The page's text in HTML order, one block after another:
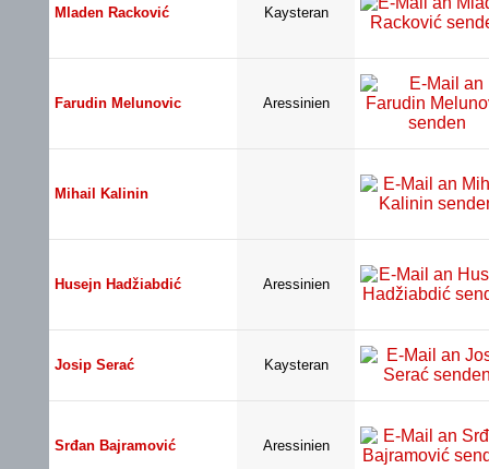
Mladen Racković Kaysteran
Farudin Melunovic Aressinien
Mihail Kalinin
Husejn Hadžiabdić Aressinien
Josip Serać Kaysteran
Srđan Bajramović Aressinien